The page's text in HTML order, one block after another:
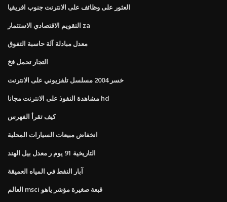
العثور على وظائف على الانترنت جنوب افريقيا
التقويم الاقتصادي الاستثمار za
معدل مبادلة آلة حاسبة التفوق
التجار تحمل فخ
خسر 2004 مسلسل تلفزيوني على الانترنت
مشاهدة النفوذ على الانترنت مجانا hd
كيف تقرأ الفهرس
انخفاض مبيعات السيارات المحلية
التاريخية 91 يوم ر معدل بيل الهند
آبار النفط في المياه العميقة
العالم msci قبعة صغيرة مؤشر ياهو